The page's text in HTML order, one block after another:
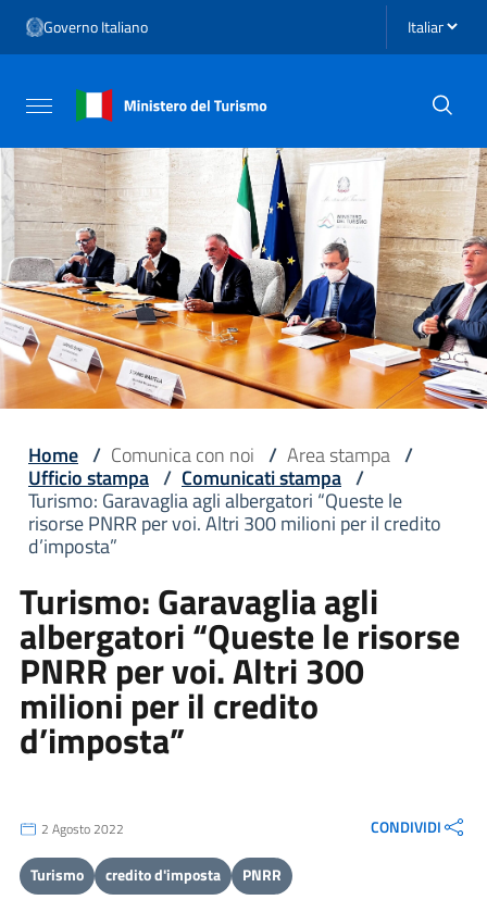
Vai al menu di navigazione
Vai al footer
Governo Italiano Seleziona
Attiva / disattiva la navigazione
Home / Comunica con noi / Area stampa /
Ufficio stampa / Comunicati stampa /
Turismo: Garavaglia agli albergatori “Queste le
risorse PNRR per voi. Altri 300 milioni per il credito
d’imposta”
Turismo: Garavaglia agli
albergatori “Queste le risorse
PNRR per voi. Altri 300
milioni per il credito
d’imposta”
2 Agosto 2022 CONDIVIDI
Turismo credito d'imposta PNRR